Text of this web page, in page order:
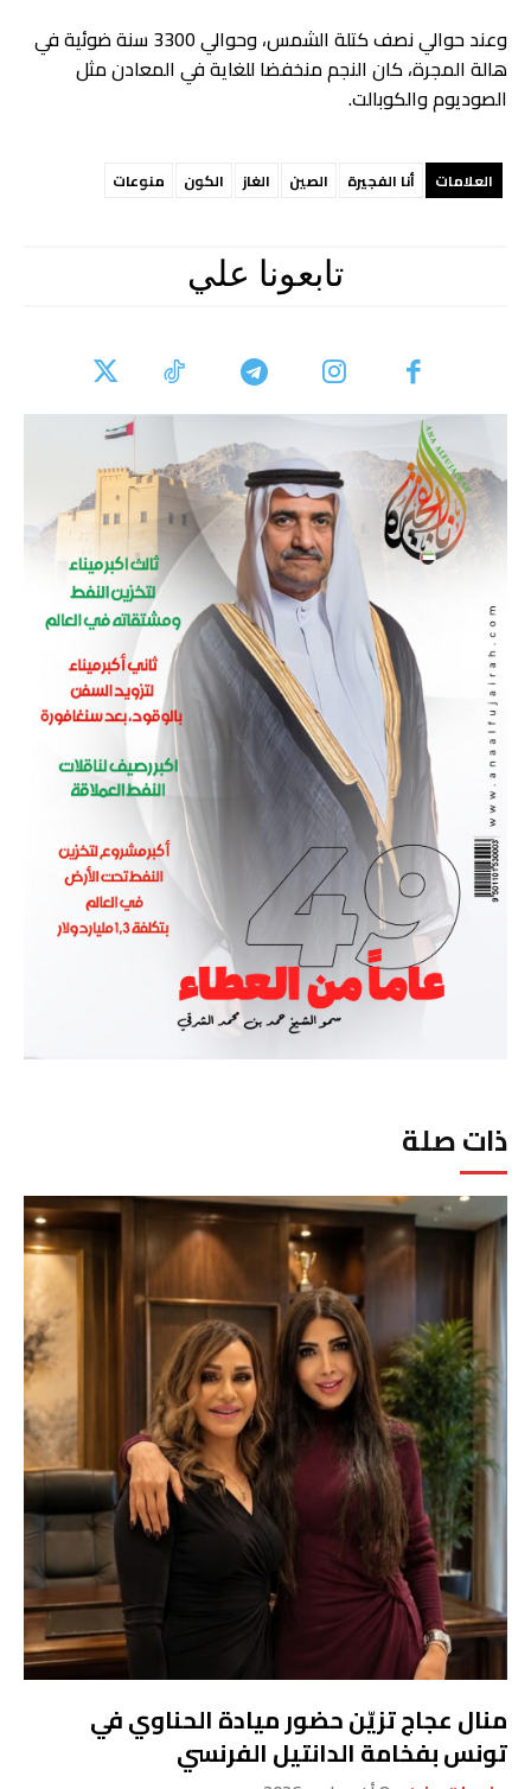
ذات صلة
منال عجاج تزيّن حضور ميادة الحناوي في
تونس بفخامة الدانتيل الفرنسي
وعند حوالي نصف كتلة الشمس، وحوالي 3300 سنة ضوئية في
هالة المجرة، كان النجم منخفضا للغاية في المعادن مثل
الصوديوم والكوبالت.
العلامات أنا الفجيرة الصين الغاز الكون منوعات
تابعونا علي